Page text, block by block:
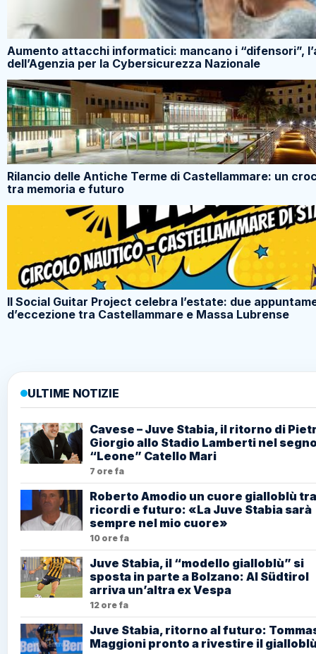
Aumento attacchi informatici: mancano i “difensori”,
dell’Agenzia per la Cybersicurezza Nazionale
Rilancio delle Antiche Terme di Castellammare: un
tra memoria e futuro
Il Social Guitar Project celebra l’estate: due
d’eccezione tra Castellammare e Massa Lubrense
ULTIME NOTIZIE
Cavese – Juve Stabia, il ritorno di
Giorgio allo Stadio Lamberti nel
“Leone” Catello Mari
7 ore fa
Roberto Amodio un cuore gialloblù tra
ricordi e futuro: «La Juve Stabia sarà
sempre nel mio cuore»
10 ore fa
Juve Stabia, il “modello gialloblù” si
sposta in parte a Bolzano: Al Südtirol
arriva un’altra ex Vespa
12 ore fa
Juve Stabia, ritorno al futuro:
Maggioni pronto a rivestire il